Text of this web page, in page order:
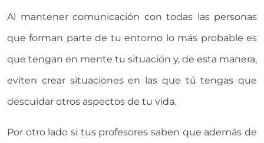
Al mantener comunicación con todas las personas
que forman parte de tu entorno lo más probable es
que tengan en mente tu situación y, de esta manera,
eviten crear situaciones en las que tú tengas que
descuidar otros aspectos de tu vida.
Por otro lado si tus profesores saben que además de